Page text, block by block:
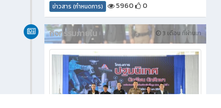
ข่าวสาร (กำหนดการ) 5960 0
3 เดือน ที่ผ่านมา
กิจกรรมภายใน